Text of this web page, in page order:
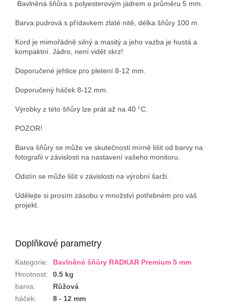
Bavlněná šňůra s polyesterovým jádrem o průměru 5 mm.
Barva pudrová s přídavkem zlaté nitě, délka šňůry 100 m.
Kord je mimořádně silný a masitý a jeho vazba je hustá a
kompaktní. Jádro, není vidět skrz!
Doporučené jehlice pro pletení 8-12 mm.
Doporučený háček 8-12 mm.
Výrobky z této šňůry lze prát až na 40 °C.
POZOR!
Barva šňůry se může ve skutečnosti mírně lišit od barvy na
fotografii v závislosti na nastavení vašeho monitoru.
Odstín se může lišit v závislosti na výrobní šarži.
Udělejte si prosím zásobu v množství potřebném pro váš
projekt.
Doplňkové parametry
Kategorie:
Bavlněné šňůry RADKAR Premium 5 mm
Hmotnost:
0.5 kg
barva:
Růžová
háček: 8 - 12 mm